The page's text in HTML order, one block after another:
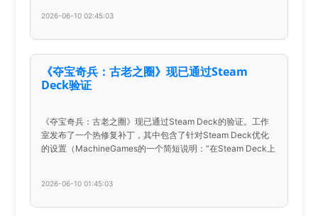
2026-06-10 02:45:03
《夺宝奇兵：古老之圈》现已通过Steam
Deck验证
《夺宝奇兵：古老之圈》现已通过Steam Deck的验证。工作
室发布了一个热修复补丁，其中包含了针对Steam Deck优化
的设置（MachineGames的一个简短说明：“在Steam Deck上
2026-06-10 01:45:03